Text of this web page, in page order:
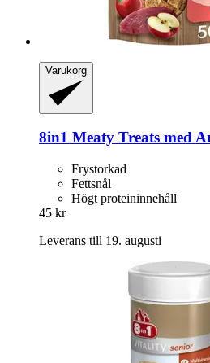
Varukorg
8in1 Meaty Treats med
Frystorkad
Fettsnål
Högt proteininnehåll
45 kr
Leverans till 19. augusti